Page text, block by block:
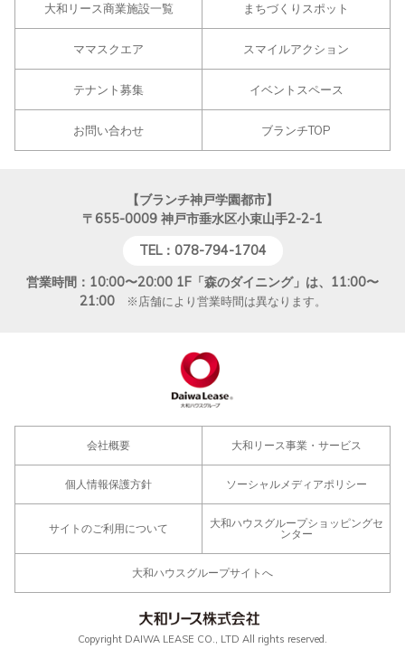
大和リース商業施設一覧 まちづくりスポット
ママスクエア スマイルアクション
テナント募集 イベントスペース
お問い合わせ ブランチTOP
【ブランチ神戸学園都市】
〒655-0009 神戸市垂水区小束山手2-2-1
TEL：078-794-1704
営業時間：10:00〜20:00 1F「森のダイニング」は、11:00〜
21:00※店舗により営業時間は異なります。
会社概要 大和リース事業・サービス
個人情報保護方針 ソーシャルメディアポリシー
サイトのご利用について
大和ハウスグループショッピングセ
ンター
大和ハウスグループサイトへ
Copyright DAIWA LEASE CO., LTD All rights reserved.